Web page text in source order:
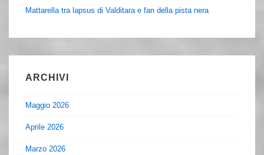
Mattarella tra lapsus di Valditara e fan della pista nera
ARCHIVI
Maggio 2026
Aprile 2026
Marzo 2026